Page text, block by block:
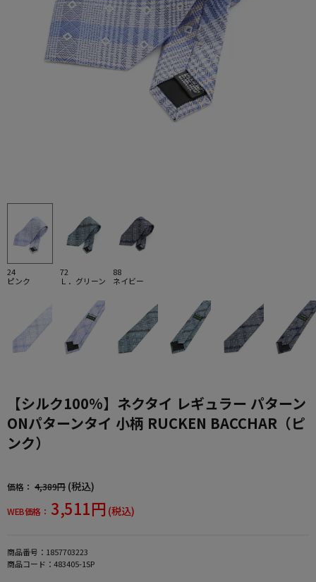
24
ピンク
72
Ｌ．グリーン
88
ネイビー
【シルク100%】ネクタイ レギュラー パターン
ONパターンタイ 小柄 RUCKEN BACCHAR（ピ
ンク）
価格： 4,389円 (税込)
WEB価格： 3,511円 (税込)
商品番号： 1857703223
商品コード： 483405-1SP